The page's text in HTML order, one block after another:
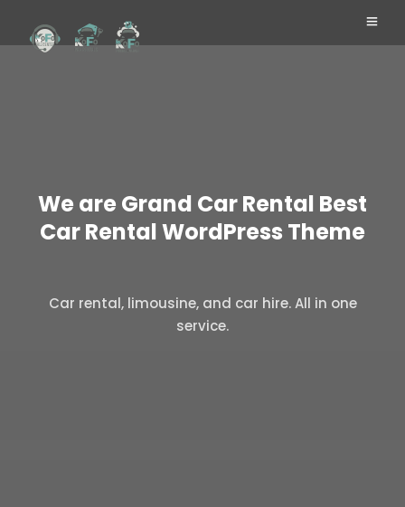
We are Grand Car Rental Best
Car Rental WordPress Theme
Car rental, limousine, and car hire. All in one
service.